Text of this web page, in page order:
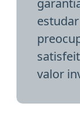
valor